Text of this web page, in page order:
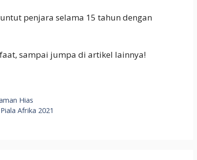
penjara selama 15 tahun dengan
sampai jumpa di artikel lainnya!
Hias
Afrika 2021